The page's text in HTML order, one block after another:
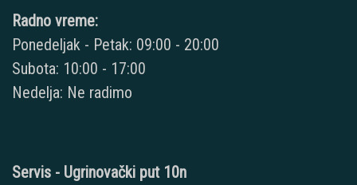
Radno vreme:
Ponedeljak - Petak: 09:00 - 20:00
Subota: 10:00 - 17:00
Nedelja: Ne radimo
Servis - Ugrinovački put 10n